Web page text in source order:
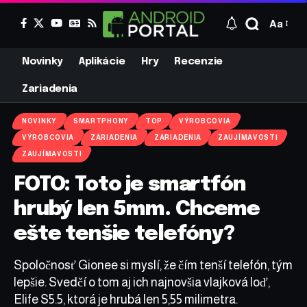
Aa
Novinky Aplikácie Hry Recenzie
Zariadenia
NOVINKY SMARTPHONY TOP VÝROBCOVIA
VÝROBCOVIA ZARIADENIA ZARIADENIA ZAUJÍMAVOSTI
ZAUJÍMAVOSTI
FOTO: Toto je smartfón
hrubý len 5mm. Chceme
ešte tenšie telefóny?
Spoločnosť Gionee si myslí, že čím tenší telefón, tým
lepšie. Svedčí o tom aj ich najnovšia vlajková loď,
Elife S5.5, ktorá je hrubá len 5,55 milimetra.